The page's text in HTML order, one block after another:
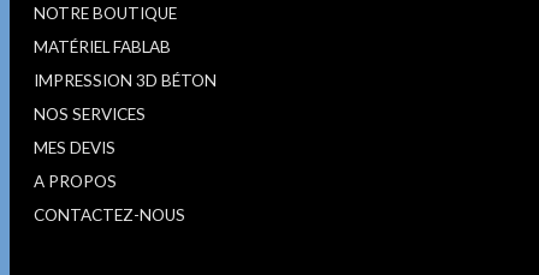
NOTRE BOUTIQUE
MATÉRIEL FABLAB
IMPRESSION 3D BÉTON
NOS SERVICES
MES DEVIS
A PROPOS
CONTACTEZ-NOUS